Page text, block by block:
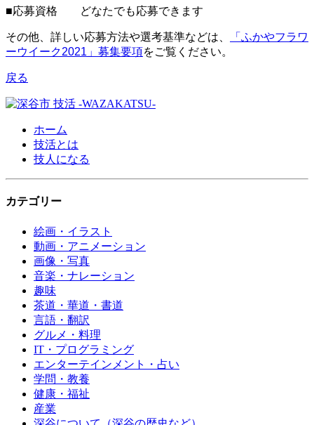
■応募資格 どなたでも応募できます
その他、詳しい応募方法や選考基準などは、
「ふかやフラワ
ーウイーク2021」募集要項をご覧ください。
戻る
ホーム
技活とは
技人になる
カテゴリー
絵画・イラスト
動画・アニメーション
画像・写真
音楽・ナレーション
趣味
茶道・華道・書道
言語・翻訳
グルメ・料理
IT・プログラミング
エンターテインメント・占い
学問・教養
健康・福祉
産業